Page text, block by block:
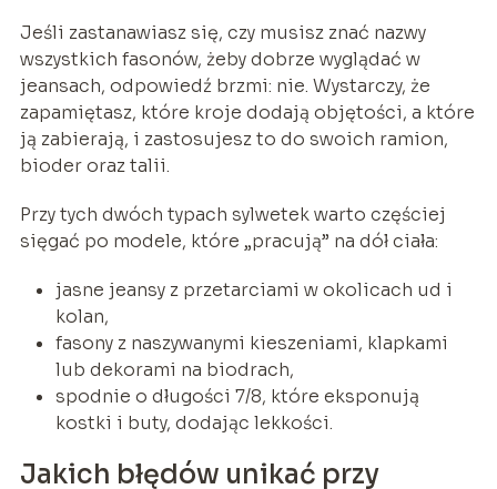
Jeśli zastanawiasz się, czy musisz znać nazwy
wszystkich fasonów, żeby dobrze wyglądać w
jeansach, odpowiedź brzmi: nie. Wystarczy, że
zapamiętasz, które kroje dodają objętości, a które
ją zabierają, i zastosujesz to do swoich ramion,
bioder oraz talii.
Przy tych dwóch typach sylwetek warto częściej
sięgać po modele, które „pracują” na dół ciała:
jasne jeansy z przetarciami w okolicach ud i
kolan,
fasony z naszywanymi kieszeniami, klapkami
lub dekorami na biodrach,
spodnie o długości 7/8, które eksponują
kostki i buty, dodając lekkości.
Jakich błędów unikać przy